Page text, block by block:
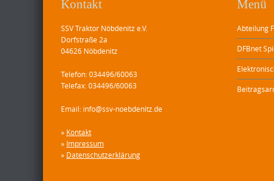
Kontakt
SSV Traktor Nöbdenitz e.V.
Dorfstraße 2a
04626 Nöbdenitz
Telefon: 034496/60063
Telefax: 034496/60063
Email: info@ssv-noebdenitz.de
» Kontakt
» Impressum
» Datenschutzerklärung
Menü
Abteilung
DFBnet